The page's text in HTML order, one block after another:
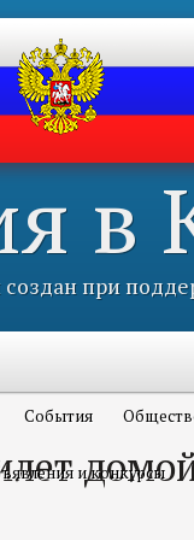
в
при
События
и конкурсы